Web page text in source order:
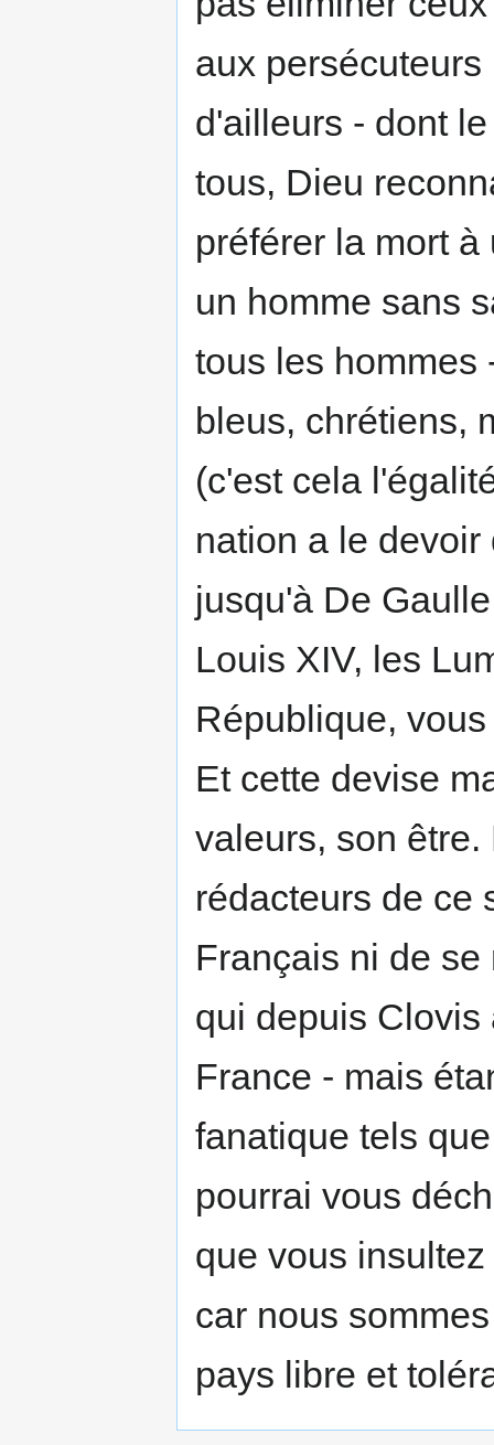
aux
d'ailleurs - dont
tous, Dieu
préférer la mort
un homme sans
tous les hommes
bleus, chrétiens,
(c'est cela
nation a le
jusqu'à De
Louis XIV, les
République,
Et cette devise
valeurs, son
rédacteurs de ce
Français ni de
qui depuis Clovis
France - mais
fanatique tels
pourrai vous
que vous
car nous
pays libre et